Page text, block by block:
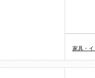
家具・